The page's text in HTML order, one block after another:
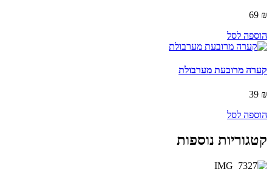
69 ₪
הוספה לסל
קערה מרובעת מערבולת
39 ₪
הוספה לסל
קטגוריות נוספות